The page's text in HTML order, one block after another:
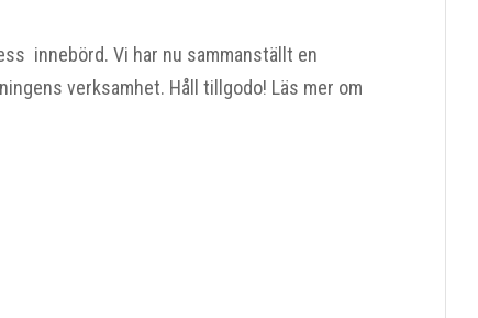
innebörd. Vi har nu sammanställt en
verksamhet. Håll tillgodo! Läs mer om